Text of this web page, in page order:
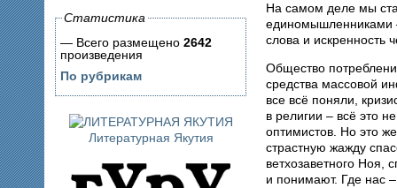
Статистика
— Всего размещено 2642
произведения
По рубрикам
Литературная Якутия
На самом деле мы
единомышленниками
слова и искренность
Общество
средства массовой
все всё поняли,
в религии – всё это
оптимистов. Но это
страстную жажду
ветхозаветного Ноя,
и понимают. Где нас